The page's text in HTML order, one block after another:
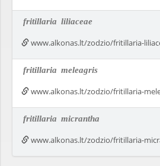
fritillaria liliaceae
www.alkonas.lt/zodzio/fritillaria-
fritillaria meleagris
www.alkonas.lt/zodzio/fritillaria-
fritillaria micrantha
www.alkonas.lt/zodzio/fritillaria-